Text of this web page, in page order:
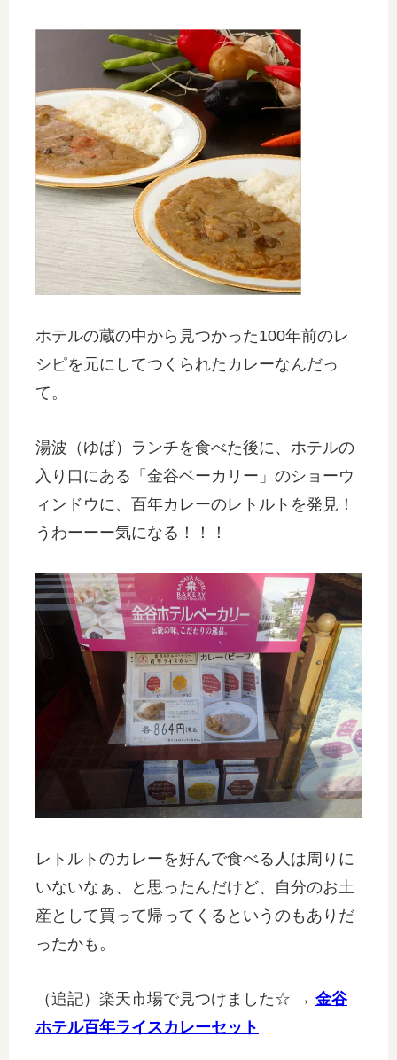
ホテルの蔵の中から見つかった100年前のレ
シピを元にしてつくられたカレーなんだっ
て。
湯波（ゆば）ランチを食べた後に、ホテルの
入り口にある「金谷ベーカリー」のショーウ
ィンドウに、百年カレーのレトルトを発見！
うわーーー気になる！！！
レトルトのカレーを好んで食べる人は周りに
いないなぁ、と思ったんだけど、自分のお土
産として買って帰ってくるというのもありだ
ったかも。
（追記）楽天市場で見つけました☆ → 金谷
ホテル百年ライスカレーセット